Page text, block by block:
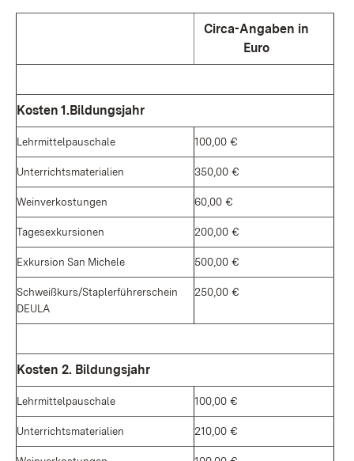
Circa-Angaben in
Euro
Kosten 1.Bildungsjahr
Lehrmittelpauschale 100,00 €
Unterrichtsmaterialien 350,00 €
Weinverkostungen 60,00 €
Tagesexkursionen 200,00 €
Exkursion San Michele 500,00 €
Schweißkurs/Staplerführerschein
DEULA
250,00 €
Kosten 2. Bildungsjahr
Lehrmittelpauschale 100,00 €
Unterrichtsmaterialien 210,00 €